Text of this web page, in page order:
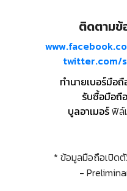
ติดตามข้
twitter.com/
ทำนายเบอร์มือ
รับซื้อมือถือ
บูลอาเมอร์ฟิล์
* ข้อมูลมือถือเปิด
-